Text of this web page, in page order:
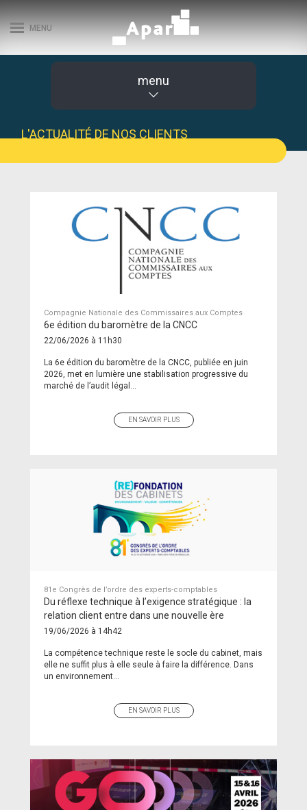
MENU
menu
L'ACTUALITÉ DE NOS CLIENTS
Compagnie Nationale des Commissaires aux Comptes
6e édition du baromètre de la CNCC
22/06/2026 à 11h30
La 6e édition du baromètre de la CNCC, publiée en juin
2026, met en lumière une stabilisation progressive du
marché de l’audit légal...
EN SAVOIR PLUS
81e Congrès de l’ordre des experts-comptables
Du réflexe technique à l’exigence stratégique : la
relation client entre dans une nouvelle ère
19/06/2026 à 14h42
La compétence technique reste le socle du cabinet, mais
elle ne suffit plus à elle seule à faire la différence. Dans
un environnement...
EN SAVOIR PLUS